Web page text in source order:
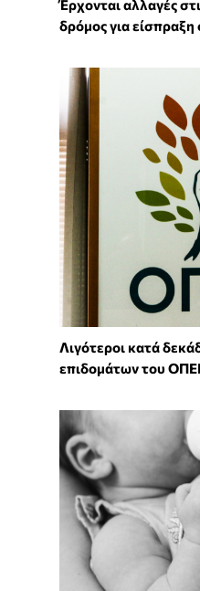
Έρχονται αλλαγές
δρόμος για
Λιγότεροι κατά
επιδομάτων του